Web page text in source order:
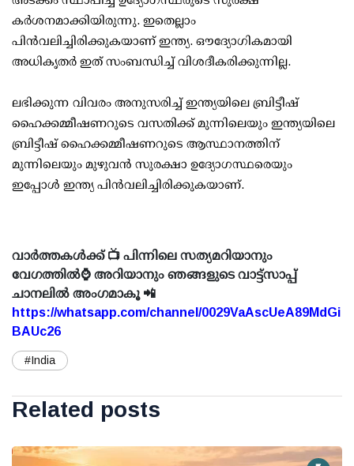
കര്‍ശനമാക്കിയിരുന്നു. ഇതെല്ലാം
പിന്‍വലിച്ചിരിക്കുകയാണ് ഇന്ത്യ. ഔദ്യോഗികമായി
അധികൃതര്‍ ഇത് സംബന്ധിച്ച് വിശദീകരിക്കുന്നില്ല.
ലഭിക്കുന്ന വിവരം അനുസരിച്ച് ഇന്ത്യയിലെ ബ്രിട്ടീഷ്
ഹൈക്കമ്മീഷണറുടെ വസതിക്ക് മുന്നിലെയും ഇന്ത്യയിലെ
ബ്രിട്ടീഷ് ഹൈക്കമ്മീഷണറുടെ ആസ്ഥാനത്തിന്
മുന്നിലെയും മുഴുവന്‍ സുരക്ഷാ ഉദ്യോഗസ്ഥരെയും
ഇപ്പോള്‍ ഇന്ത്യ പിന്‍വലിച്ചിരിക്കുകയാണ്.
വാർത്തകൾക്ക് 📺 പിന്നിലെ സത്യമറിയാനും
വേഗത്തിൽ⌚ അറിയാനും ഞങ്ങളുടെ വാട്ട്സാപ്പ്
ചാനലിൽ അംഗമാകൂ 📲
https://whatsapp.com/channel/0029VaAscUeA89MdGi
BAUc26
#India
Related posts